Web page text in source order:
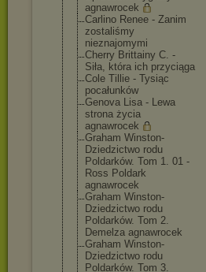
agnawrocek
Carlino Renee - Zanim
zostaliśmy
nieznajomymi
Cherry Brittainy C. -
Siła, która ich przyciąga
Cole Tillie - Tysiąc
pocałunków
Genova Lisa - Lewa
strona życia
agnawrocek
Graham Winston-
Dziedzictwo rodu
Poldarków. Tom 1. 01 -
Ross Poldark
agnawrocek
Graham Winston-
Dziedzictwo rodu
Poldarków. Tom 2.
Demelza agnawrocek
Graham Winston-
Dziedzictwo rodu
Poldarków. Tom 3.